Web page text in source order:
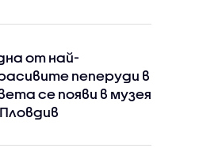
от най-
пеперуди в
се появи в музея